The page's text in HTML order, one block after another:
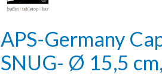
APS-Germany
SNUG- Ø 15,5